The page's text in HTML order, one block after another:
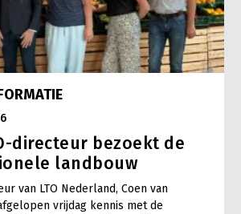
directeur bezoekt de
landbouw
van LTO Nederland, Coen van
vrijdag kennis met de